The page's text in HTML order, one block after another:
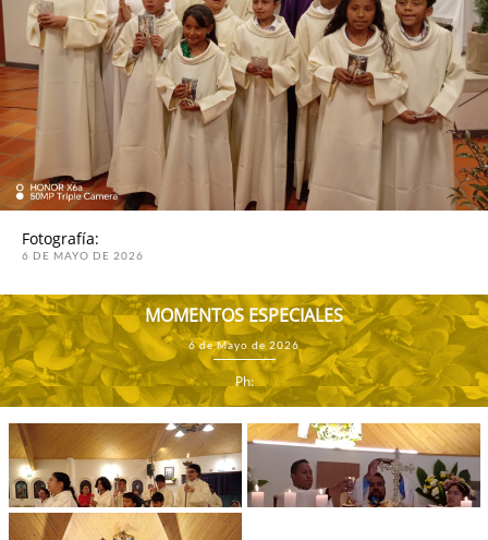
Fotografía:
6 DE MAYO DE 2026
MOMENTOS ESPECIALES
6 de Mayo de 2026
Ph: